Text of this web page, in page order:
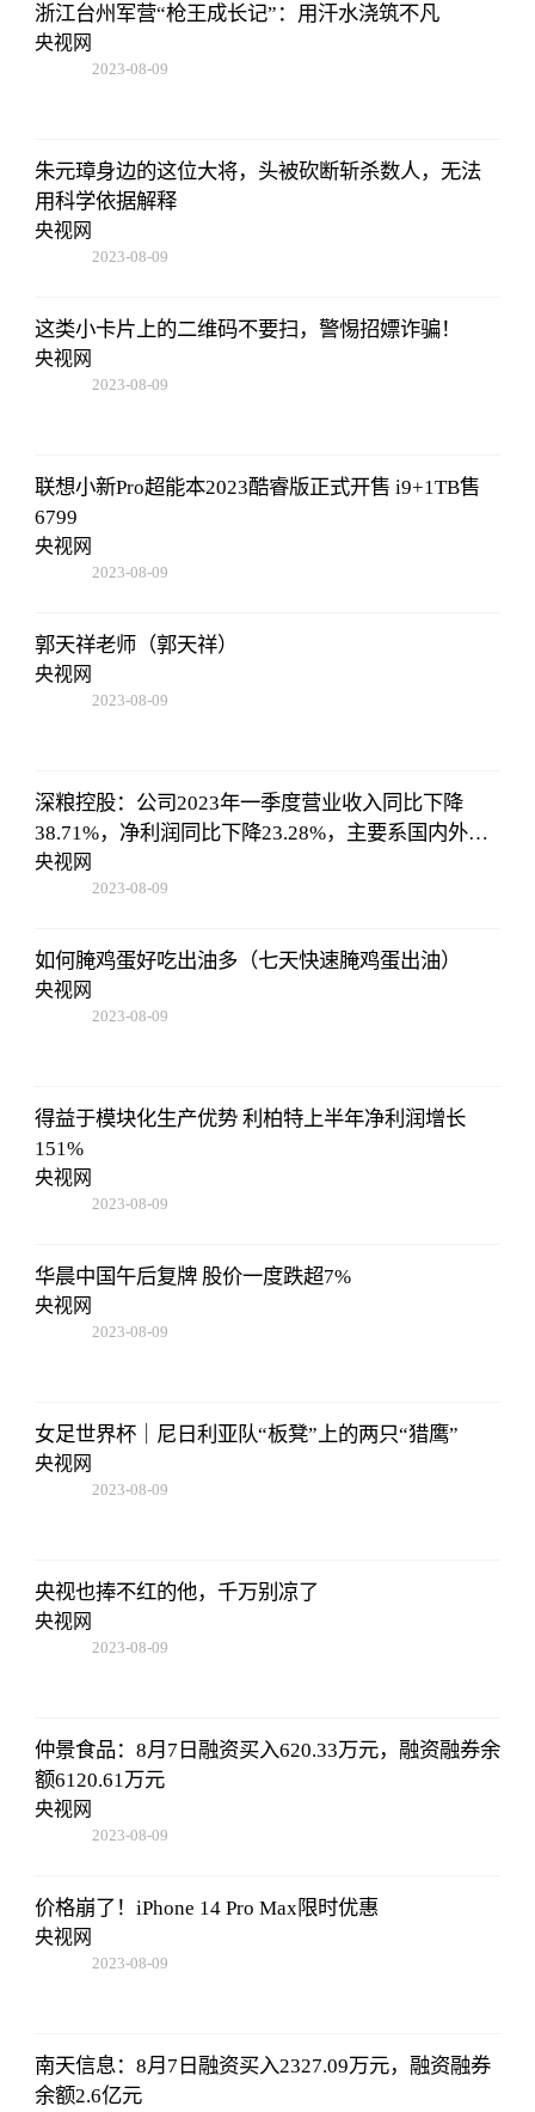
浙江台州军营“枪王成长记”：用汗水浇筑不凡
央视网
2023-08-09
朱元璋身边的这位大将，头被砍断斩杀数人，无法
用科学依据解释
央视网
2023-08-09
这类小卡片上的二维码不要扫，警惕招嫖诈骗！
央视网
2023-08-09
联想小新Pro超能本2023酷睿版正式开售 i9+1TB售
6799
央视网
2023-08-09
郭天祥老师（郭天祥）
央视网
2023-08-09
深粮控股：公司2023年一季度营业收入同比下降
38.71%，净利润同比下降23.28%，主要系国内外粮
油大宗商品价格下降，粮油需求端低迷，公司报告
期内粮油贸易量同比下降，营业收入减少
央视网
2023-08-09
如何腌鸡蛋好吃出油多（七天快速腌鸡蛋出油）
央视网
2023-08-09
得益于模块化生产优势 利柏特上半年净利润增长
151%
央视网
2023-08-09
华晨中国午后复牌 股价一度跌超7%
央视网
2023-08-09
女足世界杯｜尼日利亚队“板凳”上的两只“猎鹰”
央视网
2023-08-09
央视也捧不红的他，千万别凉了
央视网
2023-08-09
仲景食品：8月7日融资买入620.33万元，融资融券余
额6120.61万元
央视网
2023-08-09
价格崩了！iPhone 14 Pro Max限时优惠
央视网
2023-08-09
南天信息：8月7日融资买入2327.09万元，融资融券
余额2.6亿元